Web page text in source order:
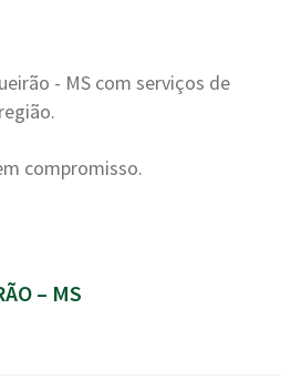
- MS com serviços de
compromisso.
– MS